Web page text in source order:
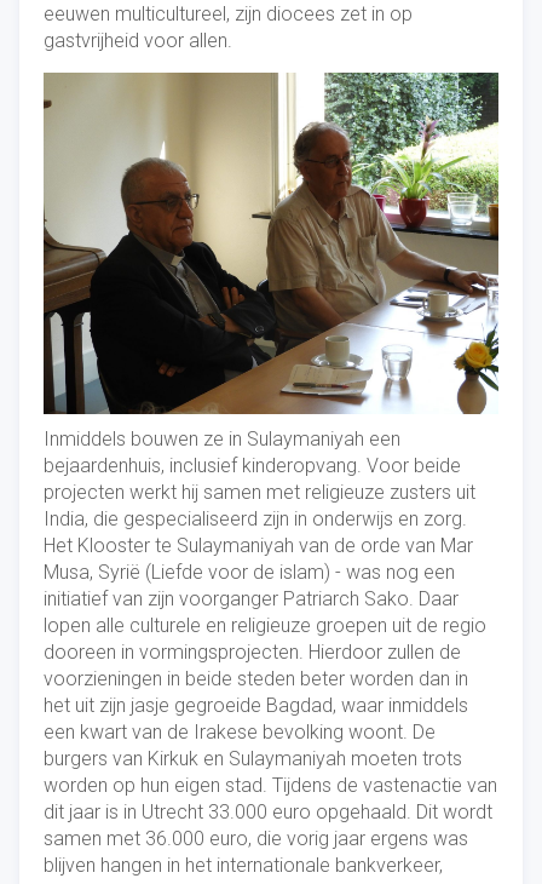
eeuwen multicultureel, zijn diocees zet in op
gastvrijheid voor allen.
Inmiddels bouwen ze in Sulaymaniyah een
bejaardenhuis, inclusief kinderopvang. Voor beide
projecten werkt hij samen met religieuze zusters uit
India, die gespecialiseerd zijn in onderwijs en zorg.
Het Klooster te Sulaymaniyah van de orde van Mar
Musa, Syrië (Liefde voor de islam) - was nog een
initiatief van zijn voorganger Patriarch Sako. Daar
lopen alle culturele en religieuze groepen uit de regio
dooreen in vormingsprojecten. Hierdoor zullen de
voorzieningen in beide steden beter worden dan in
het uit zijn jasje gegroeide Bagdad, waar inmiddels
een kwart van de Irakese bevolking woont. De
burgers van Kirkuk en Sulaymaniyah moeten trots
worden op hun eigen stad. Tijdens de vastenactie van
dit jaar is in Utrecht 33.000 euro opgehaald. Dit wordt
samen met 36.000 euro, die vorig jaar ergens was
blijven hangen in het internationale bankverkeer,